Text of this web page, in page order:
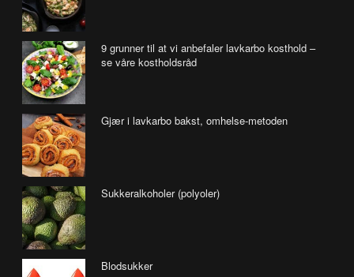
9 grunner til at vi anbefaler lavkarbo kosthold –
se våre kostholdsråd
Gjær i lavkarbo bakst, omhelse-metoden
Sukkeralkoholer (polyoler)
Blodsukker